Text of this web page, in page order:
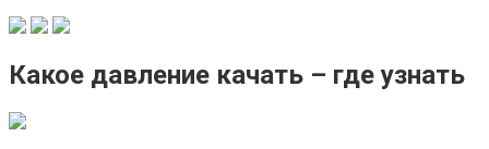
Какое давление качать – где узнать